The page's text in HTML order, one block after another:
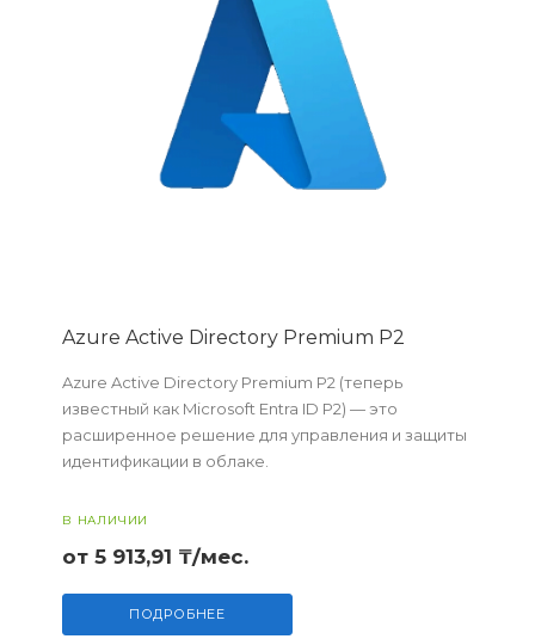
Azure Active Directory Premium P2
Azure Active Directory Premium P2 (теперь
известный как Microsoft Entra ID P2) — это
расширенное решение для управления и защиты
идентификации в облаке.
В НАЛИЧИИ
от 5 913,91 ₸/мес.
ПОДРОБНЕЕ